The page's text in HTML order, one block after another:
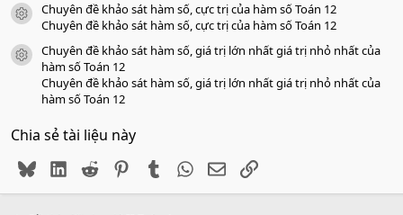
icon tài liệu
Chuyên đề khảo sát hàm số, cực trị của hàm số Toán 12
Chuyên đề khảo sát hàm số, cực trị của hàm số Toán 12
icon tài liệu
Chuyên đề khảo sát hàm số, giá trị lớn nhất giá trị nhỏ nhất của
hàm số Toán 12
Chuyên đề khảo sát hàm số, giá trị lớn nhất giá trị nhỏ nhất của
hàm số Toán 12
Chia sẻ tài liệu này
BlueskyLinkedIn
Reddit PinterestTumblr WhatsApp
EmailLink